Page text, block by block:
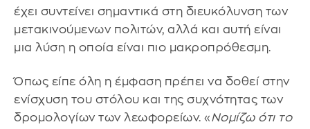
έχει συντείνει σημαντικά στη διευκόλυνση των
μετακινούμενων πολιτών, αλλά και αυτή είναι
μια λύση η οποία είναι πιο μακροπρόθεσμη.
Όπως είπε όλη η έμφαση πρέπει να δοθεί στην
ενίσχυση του στόλου και της συχνότητας των
δρομολογίων των λεωφορείων. «Νομίζω ότι το